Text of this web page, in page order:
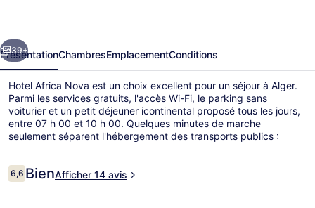
Suivant
39+
PrésentationChambresEmplacementConditions
Hotel Africa Nova est un choix excellent pour un séjour à Alger.
Parmi les services gratuits, l'accès Wi-Fi, le parking sans
voiturier et un petit déjeuner icontinental proposé tous les jours,
entre 07 h 00 et 10 h 00. Quelques minutes de marche
seulement séparent l'hébergement des transports publics :
6 min à pied.
Avis
voyageurs
6,66,6 sur 10
BienAfficher 14 avis